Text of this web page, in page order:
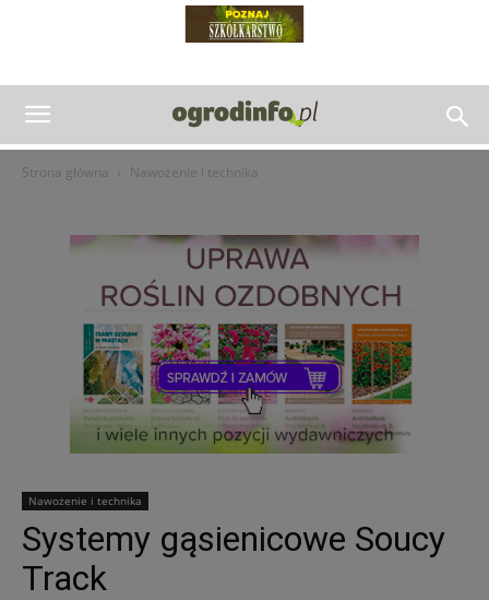
Strona główna Nawożenie i technika
Nawożenie i technika
Systemy gąsienicowe Soucy
Track